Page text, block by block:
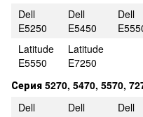
Dell
E5250
Dell
E5450
Dell
Latitude
E5550
Latitude
E7250
Серия 5270, 5470, 5570,
Dell
Dell
Dell